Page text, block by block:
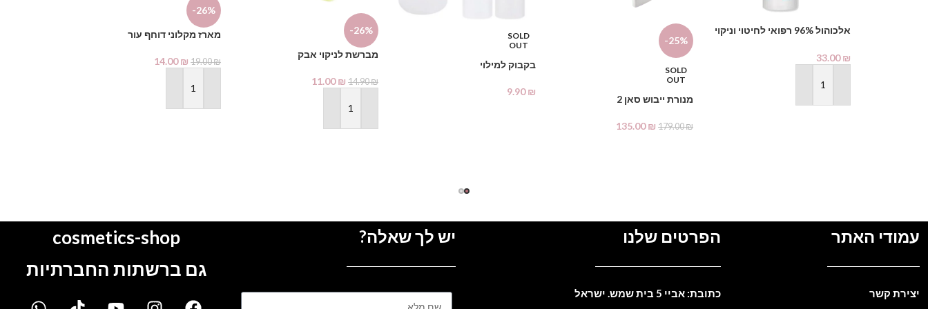
אלכוהול 96% רפואי לחיטוי וניקוי
Alcohol
33.00₪
הוספה לסל
-25%
SOLD
OUT
מנורת ייבוש סאן 2
179.00₪
135.00₪
SOLD
OUT
בקבוק למילוי
9.90₪
-26%
מברשת לניקוי אבק
14.90₪
11.00₪
הוספה לסל
-26%
מארז מקלוני דוחף עור
19.00₪
14.00₪
הוספה לסל
עמודי האתר
יצירת קשר
הפרטים שלנו
כתובת: אביי 5 בית שמש. ישראל
יש לך שאלה?
cosmetics-shop
גם ברשתות החברתיות